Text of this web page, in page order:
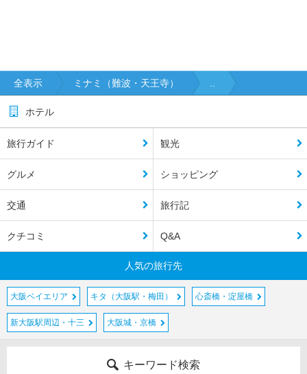
全表示 ミナミ（難波・天王寺）
ホテル
旅行ガイド 観光
グルメ ショッピング
交通 旅行記
クチコミ Q&A
人気の旅行先
大阪ベイエリア キタ（大阪駅・梅田） 心斎橋・淀屋橋
新大阪駅周辺・十三 大阪城・京橋
キーワード検索